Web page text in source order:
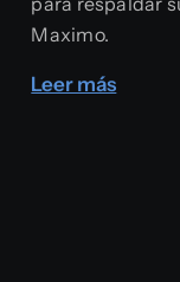
Maximo.
Leer más